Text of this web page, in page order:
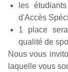
les
d'Accès
1 place
qualité de
Nous vous
laquelle vous